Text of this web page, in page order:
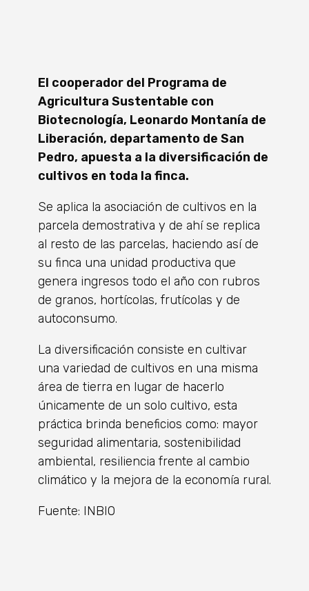
El cooperador del Programa de
Agricultura Sustentable con
Biotecnología, Leonardo Montanía de
Liberación, departamento de San
Pedro, apuesta a la diversificación de
cultivos en toda la finca.
Se aplica la asociación de cultivos en la
parcela demostrativa y de ahí se replica
al resto de las parcelas, haciendo así de
su finca una unidad productiva que
genera ingresos todo el año con rubros
de granos, hortícolas, frutícolas y de
autoconsumo.
La diversificación consiste en cultivar
una variedad de cultivos en una misma
área de tierra en lugar de hacerlo
únicamente de un solo cultivo, esta
práctica brinda beneficios como: mayor
seguridad alimentaria, sostenibilidad
ambiental, resiliencia frente al cambio
climático y la mejora de la economía rural.
Fuente: INBIO